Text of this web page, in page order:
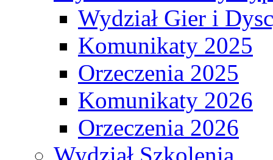
Wydział Gier i
Komunikaty 2025
Orzeczenia 2025
Komunikaty 2026
Orzeczenia 2026
Wydział Szkolenia